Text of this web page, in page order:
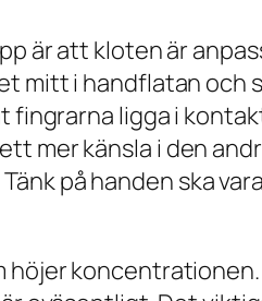
är att kloten är
mitt i handflatan och
ligga i
mer känsla i den
på handen ska